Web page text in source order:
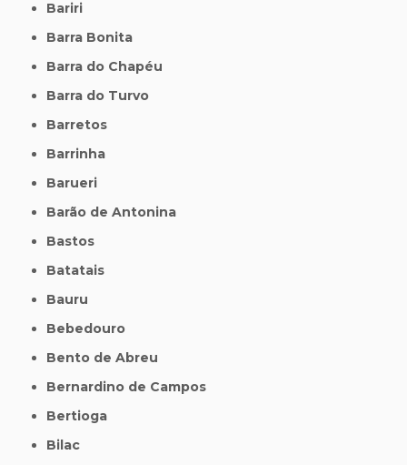
Bariri
Barra Bonita
Barra do Chapéu
Barra do Turvo
Barretos
Barrinha
Barueri
Barão de Antonina
Bastos
Batatais
Bauru
Bebedouro
Bento de Abreu
Bernardino de Campos
Bertioga
Bilac